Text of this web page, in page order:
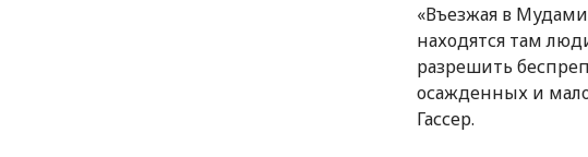
«Въезжая в
находятся там
разрешить
осажденных и
Гассер.